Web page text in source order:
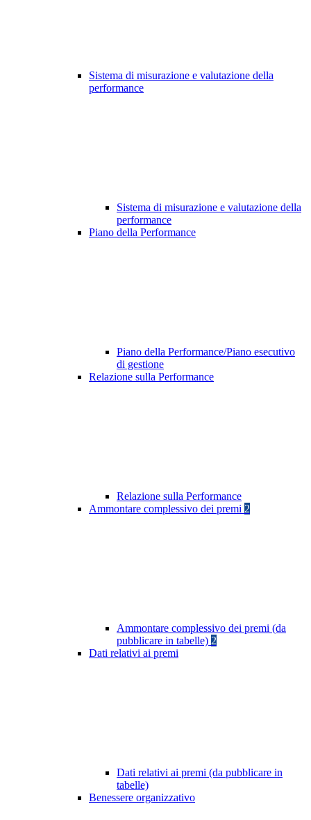
Sistema di misurazione e valutazione della
performance
Sistema di misurazione e valutazione della
performance
Piano della Performance
Piano della Performance/Piano esecutivo
di gestione
Relazione sulla Performance
Relazione sulla Performance
Ammontare complessivo dei premi 2
Ammontare complessivo dei premi (da
pubblicare in tabelle) 2
Dati relativi ai premi
Dati relativi ai premi (da pubblicare in
tabelle)
Benessere organizzativo